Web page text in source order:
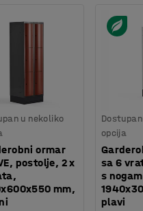
u nekoliko
ormar
postolje, 2 x
mm,
opcija
sa 6
s
plavi